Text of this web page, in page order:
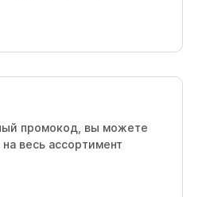
промокод, вы можете
весь ассортимент